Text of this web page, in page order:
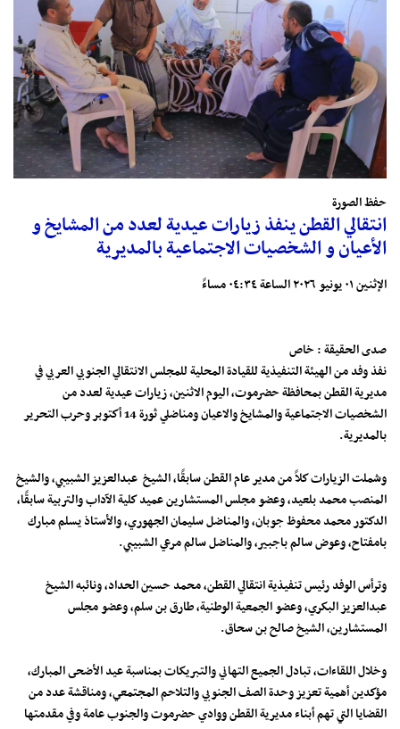
حفظ الصورة
انتقالي القطن ينفذ زيارات عيدية لعدد من المشايخ و
الأعيان و الشخصيات الاجتماعية بالمديرية
الإثنين ٠١ يونيو ٢٠٢٦ الساعة ٠٤:٣٤ مساءً
صدى الحقيقة : خاص
نفذ وفد من الهيئة التنفيذية للقيادة المحلية للمجلس الانتقالي الجنوبي العربي في
مديرية القطن بمحافظة حضرموت، اليوم الاثنين، زيارات عيدية لعدد من
الشخصيات الاجتماعية والمشايخ والاعيان ومناضلي ثورة 14 أكتوبر وحرب التحرير
بالمديرية.
وشملت الزيارات كلاً من مدير عام القطن سابقًا، الشيخ عبدالعزيز الشبيبي، والشيخ
المنصب محمد بلعيد، وعضو مجلس المستشارين عميد كلية الآداب والتربية سابقًا،
الدكتور محمد محفوظ جوبان، والمناضل سليمان الجهوري، والأستاذ يسلم مبارك
بامفتاح، وعوض سالم باجبير، والمناضل سالم مرعي الشبيبي.
وترأس الوفد رئيس تنفيذية انتقالي القطن، محمد حسين الحداد، ونائبه الشيخ
عبدالعزيز البكري، وعضو الجمعية الوطنية، طارق بن سلم، وعضو مجلس
المستشارين، الشيخ صالح بن سحاق.
وخلال اللقاءات، تبادل الجميع التهاني والتبريكات بمناسبة عيد الأضحى المبارك،
مؤكدين أهمية تعزيز وحدة الصف الجنوبي والتلاحم المجتمعي، ومناقشة عدد من
القضايا التي تهم أبناء مديرية القطن ووادي حضرموت والجنوب عامة وفي مقدمتها